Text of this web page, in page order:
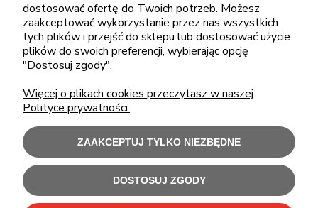
ZAKUPY
POMOC
MOJE KONTO
INFORMACJE
dostosować ofertę do Twoich potrzeb. Możesz
zaakceptować wykorzystanie przez nas wszystkich
tych plików i przejść do sklepu lub dostosować użycie
plików do swoich preferencji, wybierając opcję
"Dostosuj zgody".
Więcej o plikach cookies przeczytasz w naszej
Polityce prywatności.
ZAAKCEPTUJ TYLKO NIEZBĘDNE
DOSTOSUJ ZGODY